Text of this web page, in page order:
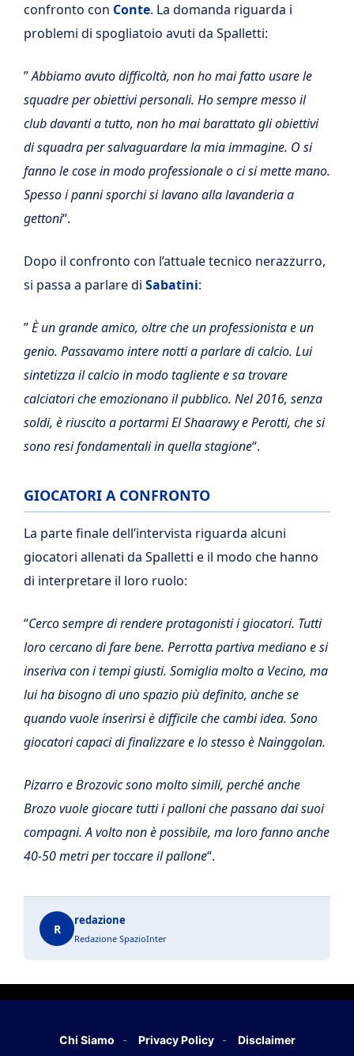
confronto con Conte. La domanda riguarda i
problemi di spogliatoio avuti da Spalletti:
”Abbiamo avuto difficoltà, non ho mai fatto usare le
squadre per obiettivi personali. Ho sempre messo il
club davanti a tutto, non ho mai barattato gli obiettivi
di squadra per salvaguardare la mia immagine. O si
fanno le cose in modo professionale o ci si mette mano.
Spesso i panni sporchi si lavano alla lavanderia a
gettoni“.
Dopo il confronto con l’attuale tecnico nerazzurro,
si passa a parlare di Sabatini:
”È un grande amico, oltre che un professionista e un
genio. Passavamo intere notti a parlare di calcio. Lui
sintetizza il calcio in modo tagliente e sa trovare
calciatori che emozionano il pubblico. Nel 2016, senza
soldi, è riuscito a portarmi El Shaarawy e Perotti, che si
sono resi fondamentali in quella stagione“.
GIOCATORI A CONFRONTO
La parte finale dell’intervista riguarda alcuni
giocatori allenati da Spalletti e il modo che hanno
di interpretare il loro ruolo:
“Cerco sempre di rendere protagonisti i giocatori. Tutti
loro cercano di fare bene. Perrotta partiva mediano e si
inseriva con i tempi giusti. Somiglia molto a Vecino, ma
lui ha bisogno di uno spazio più definito, anche se
quando vuole inserirsi è difficile che cambi idea. Sono
giocatori capaci di finalizzare e lo stesso è Nainggolan.
Pizarro e Brozovic sono molto simili, perché anche
Brozo vuole giocare tutti i palloni che passano dai suoi
compagni. A volto non è possibile, ma loro fanno anche
40-50 metri per toccare il pallone“.
R
redazione
Redazione SpazioInter
Chi Siamo Privacy Policy Disclaimer